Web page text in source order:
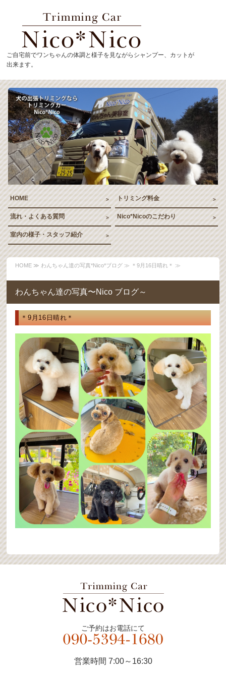
ご自宅前でワンちゃんの体調と様子を見ながらシャンプー、カットが
出来ます。
HOME トリミング料金
流れ・よくある質問 Nico*Nicoのこだわり
室内の様子・スタッフ紹介
HOME ≫ わんちゃん達の写真*Nico*ブログ ≫ ＊9月16日晴れ＊ ≫
わんちゃん達の写真〜Nico ブログ～
＊9月16日晴れ＊
ご予約はお電話にて
営業時間 7:00～16:30